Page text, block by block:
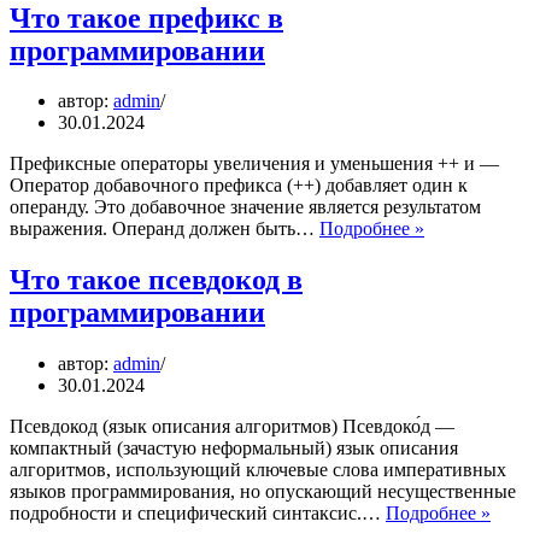
в
программировании
Что такое префикс в
программировании
автор: admin
30.01.2024
Префиксные операторы увеличения и уменьшения ++ и —
Оператор добавочного префикса (++) добавляет один к
операнду. Это добавочное значение является результатом
выражения. Операнд должен быть… Подробнее »
Что такое псевдокод в
программировании
автор: admin
30.01.2024
Псевдокод (язык описания алгоритмов) Псевдоко́д —
компактный (зачастую неформальный) язык описания
алгоритмов, использующий ключевые слова императивных
языков программирования, но опускающий несущественные
подробности и специфический синтаксис.… Подробнее »